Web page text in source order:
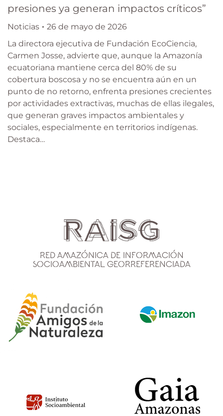
presiones ya generan impactos críticos”
Noticias
26 de mayo de 2026
La directora ejecutiva de Fundación EcoCiencia,
Carmen Josse, advierte que, aunque la Amazonía
ecuatoriana mantiene cerca del 80% de su
cobertura boscosa y no se encuentra aún en un
punto de no retorno, enfrenta presiones crecientes
por actividades extractivas, muchas de ellas ilegales,
que generan graves impactos ambientales y
sociales, especialmente en territorios indígenas.
Destaca…
Red Amazónica de Información
Socioambiental Georreferenciada